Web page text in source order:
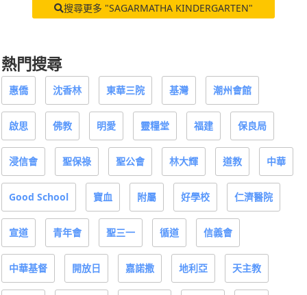
搜尋更多 "SAGARMATHA KINDERGARTEN"
熱門搜尋
惠僑 沈香林 東華三院 基灣 潮州會館
啟思 佛教 明愛 靈糧堂 福建 保良局
浸信會 聖保祿 聖公會 林大輝 道教 中華
Good School 寶血 附屬 好學校 仁濟醫院
宣道 青年會 聖三一 循道 信義會
中華基督 開放日 嘉諾撒 地利亞 天主教